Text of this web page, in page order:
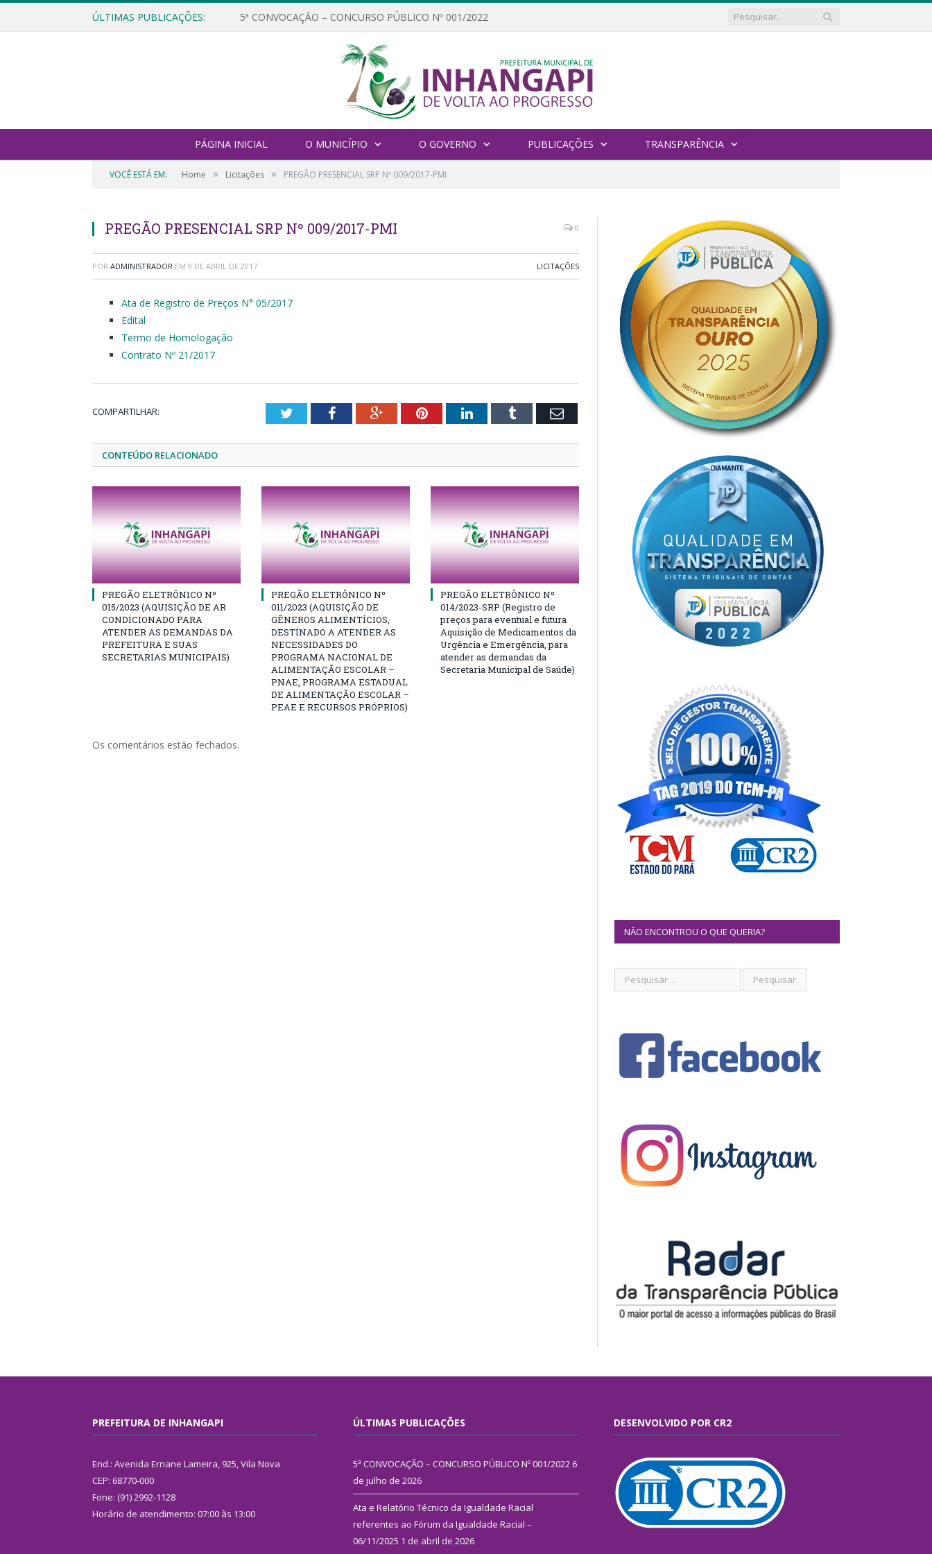
ÚLTIMAS PUBLICAÇÕES: 5ª CONVOCAÇÃO – CONCURSO PÚBLICO Nº 001/2022
PÁGINA INICIAL O MUNICÍPIO O GOVERNO PUBLICAÇÕES TRANSPARÊNCIA
VOCÊ ESTÁ EM: Home » Licitações » PREGÃO PRESENCIAL SRP Nº 009/2017-PMI
PREGÃO PRESENCIAL SRP Nº 009/2017-PMI 0
POR ADMINISTRADOR EM 9 DE ABRIL DE 2017 LICITAÇÕES
Ata de Registro de Preços N° 05/2017
Edital
Termo de Homologação
Contrato Nº 21/2017
COMPARTILHAR: TwitterFacebookGoogle+PinterestLinkedInTumblr Email
CONTEÚDO RELACIONADO
PREGÃO ELETRÔNICO Nº
015/2023 (AQUISIÇÃO DE AR
CONDICIONADO PARA
ATENDER AS DEMANDAS DA
PREFEITURA E SUAS
SECRETARIAS MUNICIPAIS)
PREGÃO ELETRÔNICO Nº
011/2023 (AQUISIÇÃO DE
GÊNEROS ALIMENTÍCIOS,
DESTINADO A ATENDER AS
NECESSIDADES DO
PROGRAMA NACIONAL DE
ALIMENTAÇÃO ESCOLAR –
PNAE, PROGRAMA ESTADUAL
DE ALIMENTAÇÃO ESCOLAR –
PEAE E RECURSOS PRÓPRIOS)
PREGÃO ELETRÔNICO Nº
014/2023-SRP (Registro de
preços para eventual e futura
Aquisição de Medicamentos da
Urgência e Emergência, para
atender as demandas da
Secretaria Municipal de Saúde)
Os comentários estão fechados.
NÃO ENCONTROU O QUE QUERIA?
PREFEITURA DE INHANGAPI
End.: Avenida Ernane Lameira, 925, Vila Nova
CEP: 68770-000
Fone: (91) 2992-1128
Horário de atendimento: 07:00 às 13:00
ÚLTIMAS PUBLICAÇÕES
5ª CONVOCAÇÃO – CONCURSO PÚBLICO Nº 001/2022 6
de julho de 2026
Ata e Relatório Técnico da Igualdade Racial
referentes ao Fórum da Igualdade Racial –
06/11/2025 1 de abril de 2026
DESENVOLVIDO POR CR2